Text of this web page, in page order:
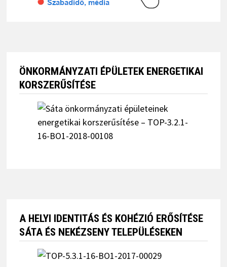
ÖNKORMÁNYZATI ÉPÜLETEK ENERGETIKAI
KORSZERŰSÍTÉSE
A HELYI IDENTITÁS ÉS KOHÉZIÓ ERŐSÍTÉSE
SÁTA ÉS NEKÉZSENY TELEPÜLÉSEKEN